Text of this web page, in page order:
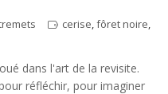
cerise,fôret noire,
dans l'art de la revisite.
réfléchir, pour imaginer